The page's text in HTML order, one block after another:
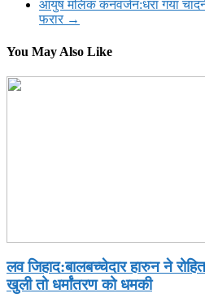
आयुष मलिक कनवर्जन:धरा गया
फरार →
You May Also Like
लव जिहाद:बालबच्चेदार हारुन ने
खुली तो धर्मांतरण को धमकी